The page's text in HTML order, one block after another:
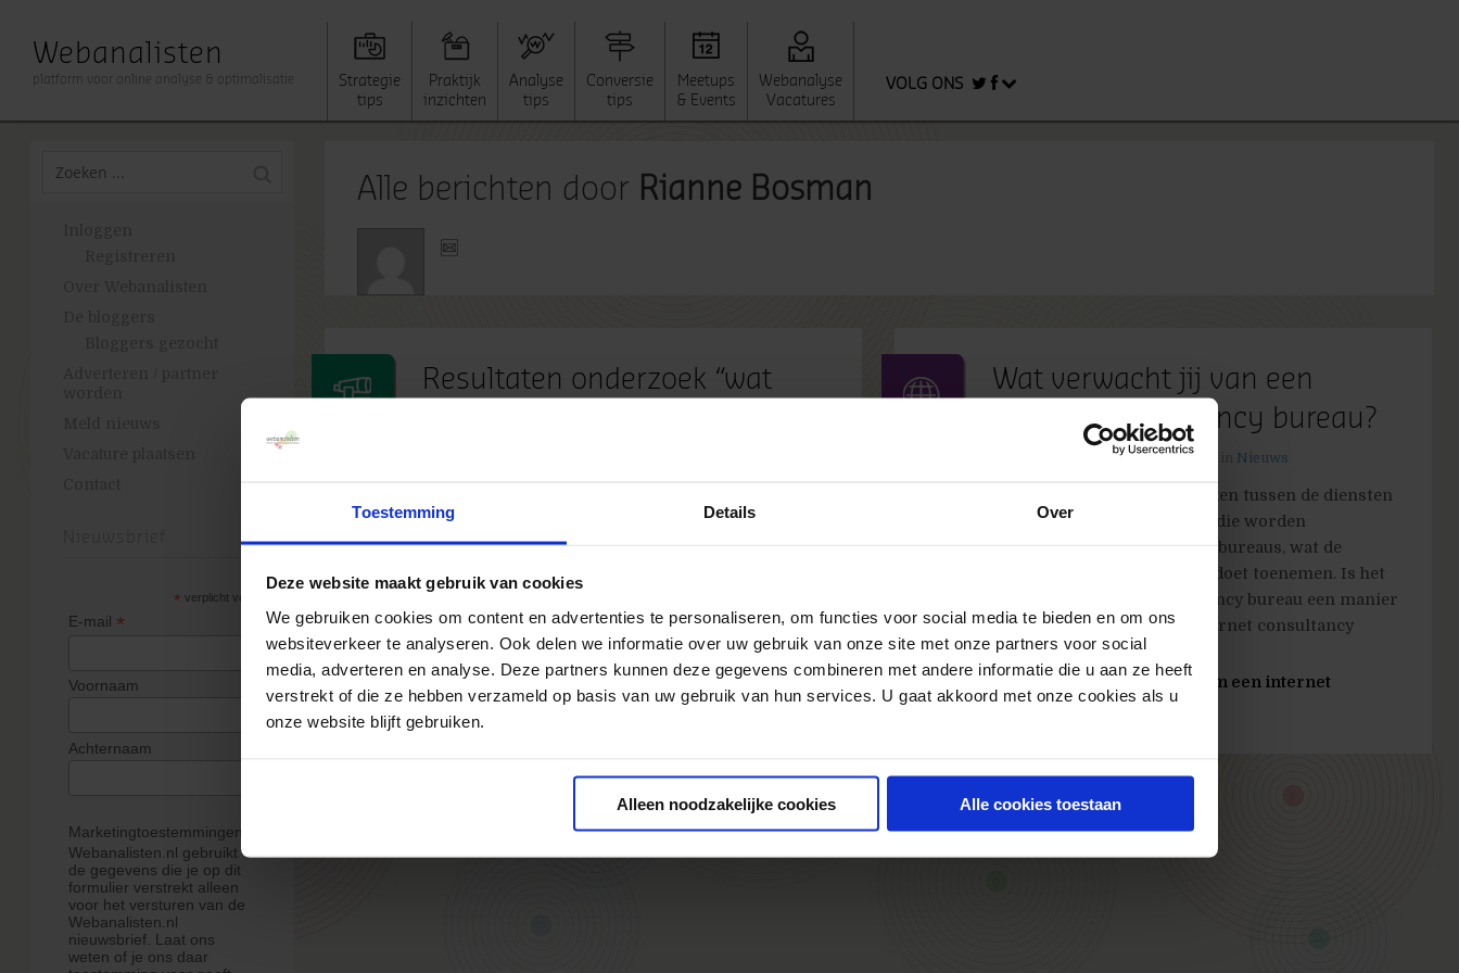
Toestemming Details Over
Deze website maakt gebruik van cookies
We gebruiken cookies om content en advertenties te personaliseren, om functies voor social media te bieden en om ons
websiteverkeer te analyseren. Ook delen we informatie over uw gebruik van onze site met onze partners voor social
media, adverteren en analyse. Deze partners kunnen deze gegevens combineren met andere informatie die u aan ze heeft
verstrekt of die ze hebben verzameld op basis van uw gebruik van hun services. U gaat akkoord met onze cookies als u
onze website blijft gebruiken.
Alleen noodzakelijke cookies Alle cookies toestaan
Webanalisten
platform voor online analyse & optimalisatie
Strategie
tips
Praktijk
inzichten
Analyse
tips
Conversie
tips
Meetups
& Events
Webanalyse
Vacatures
VOLG ONS
* verplicht veld
E-mail *
Voornaam
Achternaam
Marketingtoestemmingen
Webanalisten.nl gebruikt
de gegevens die je op dit
formulier verstrekt alleen
voor het versturen van de
Webanalisten.nl
nieuwsbrief. Laat ons
weten of je ons daar
Alle berichten door Rianne Bosman
Resultaten onderzoek “wat
Management aan de Tilburg University, waarmee ik de
kansen van een internet consultancy bureau wou
achterhalen. In deze post presenteer ik de hoofdresultaten
van mijn onderzoek. Uit het eerste deel van mijn
onderzoek kwamen zes...
» Lees meer van 'Resultaten onderzoek “wat verwacht
Wat verwacht jij van een
internet consultancy bureau?
Rianne Bosman Nieuws
Er is steeds meer overlap te ontdekken tussen de diensten
van internetbureaus en de diensten die worden
aangeboden door media- en reclamebureaus, wat de
concurrentie voor internetbureaus doet toenemen. Is het
oprichten van een internet consultancy bureau een manier
om onderscheidend te zijn? Een internet consultancy
bureau is meer gericht...
» Lees meer van 'Wat verwacht jij van een internet